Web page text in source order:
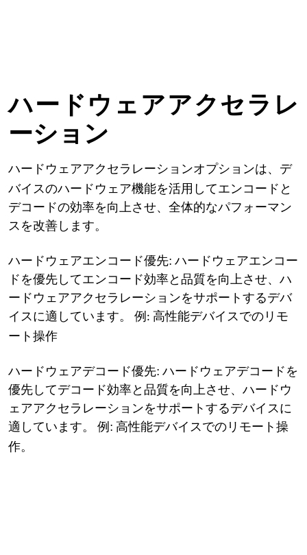
ハードウェアアクセラレ
ーション
ハードウェアアクセラレーションオプションは、デ
バイスのハードウェア機能を活用してエンコードと
デコードの効率を向上させ、全体的なパフォーマン
スを改善します。
ハードウェアエンコード優先: ハードウェアエンコー
ドを優先してエンコード効率と品質を向上させ、ハ
ードウェアアクセラレーションをサポートするデバ
イスに適しています。
例: 高性能デバイスでのリモ
ート操作
ハードウェアデコード優先: ハードウェアデコードを
優先してデコード効率と品質を向上させ、ハードウ
ェアアクセラレーションをサポートするデバイスに
適しています。
例: 高性能デバイスでのリモート操
作。